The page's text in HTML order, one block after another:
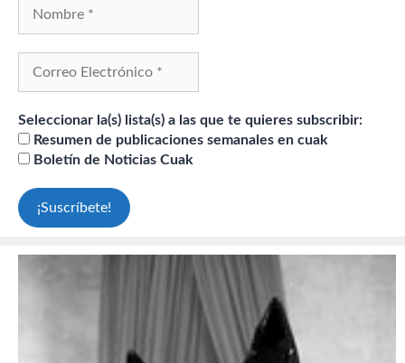
Seleccionar la(s) lista(s) a las que te quieres subscribir:
Resumen de publicaciones semanales en cuak
Boletín de Noticias Cuak